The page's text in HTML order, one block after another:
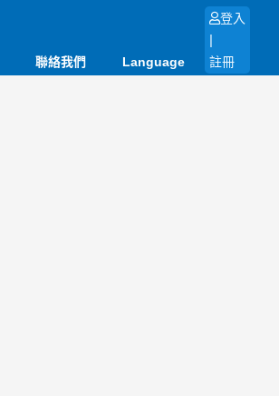
聯絡我們 Language
登入
|
註冊